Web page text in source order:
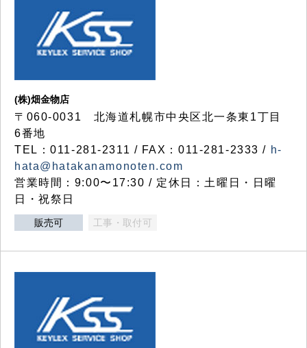
(株)畑金物店
〒060-0031 北海道札幌市中央区北一条東1丁目
6番地
TEL：011-281-2311 / FAX：011-281-2333 / h-
hata@hatakanamonoten.com
営業時間：9:00〜17:30 / 定休日：土曜日・日曜
日・祝祭日
販売可 工事・取付可